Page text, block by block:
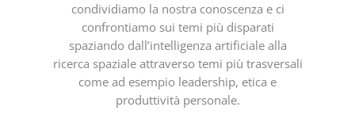
condividiamo la nostra conoscenza e ci
confrontiamo sui temi più disparati
spaziando dall’intelligenza artificiale alla
ricerca spaziale attraverso temi più trasversali
come ad esempio leadership, etica e
produttività personale.